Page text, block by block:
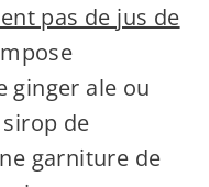
pas de jus de
ginger ale ou
de
garniture de